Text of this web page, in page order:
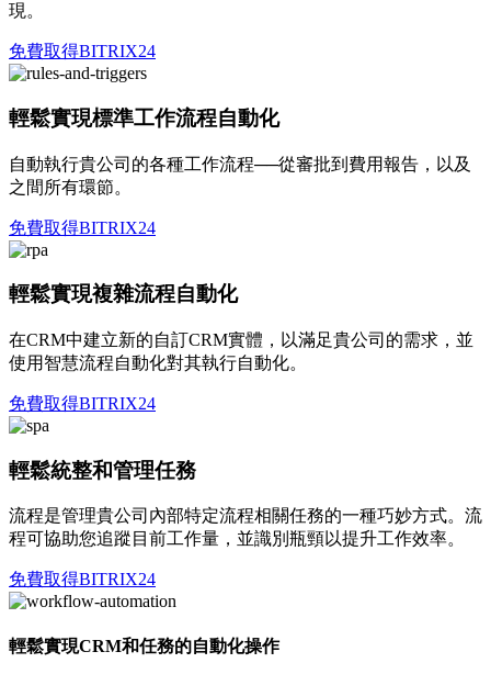
現。
免費取得BITRIX24
輕鬆實現標準工作流程自動化
自動執行貴公司的各種工作流程──從審批到費用報告，以及
之間所有環節。
免費取得BITRIX24
輕鬆實現複雜流程自動化
在CRM中建立新的自訂CRM實體，以滿足貴公司的需求，並
使用智慧流程自動化對其執行自動化。
免費取得BITRIX24
輕鬆統整和管理任務
流程是管理貴公司內部特定流程相關任務的一種巧妙方式。流
程可協助您追蹤目前工作量，並識別瓶頸以提升工作效率。
免費取得BITRIX24
輕鬆實現CRM和任務的自動化操作